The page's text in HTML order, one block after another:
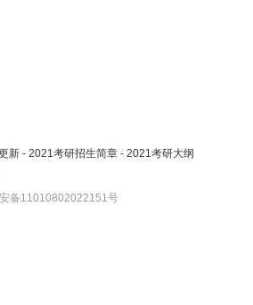
新 - 2021考研招生简章 - 2021考研大纲
备11010802022151号